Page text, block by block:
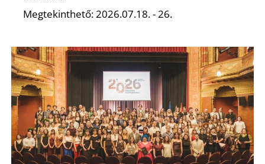
Megtekinthető: 2026.07.18. - 26.